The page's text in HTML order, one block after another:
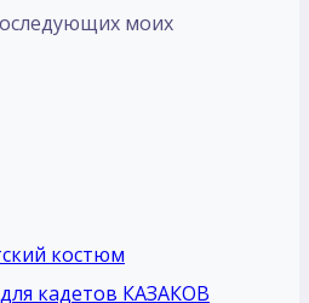
моих